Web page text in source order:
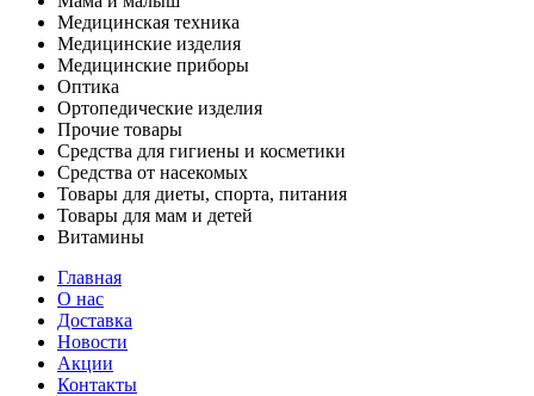
Медицинская техника
Медицинские изделия
Медицинские приборы
Оптика
Ортопедические изделия
Прочие товары
Средства для гигиены и косметики
Средства от насекомых
Товары для диеты, спорта, питания
Товары для мам и детей
Витамины
Главная
О нас
Доставка
Новости
Акции
Контакты